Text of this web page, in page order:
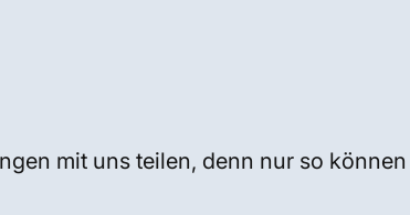
mit uns teilen, denn nur so